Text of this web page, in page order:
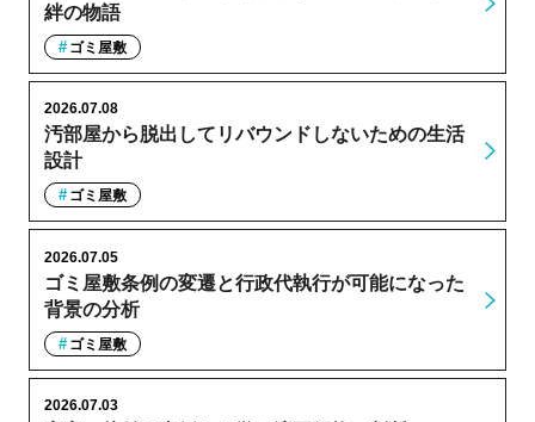
絆の物語
ゴミ屋敷
汚部屋から脱出してリバウンドしないための生活
設計
2026.07.08
ゴミ屋敷
ゴミ屋敷条例の変遷と行政代執行が可能になった
背景の分析
2026.07.05
ゴミ屋敷
2026.07.03